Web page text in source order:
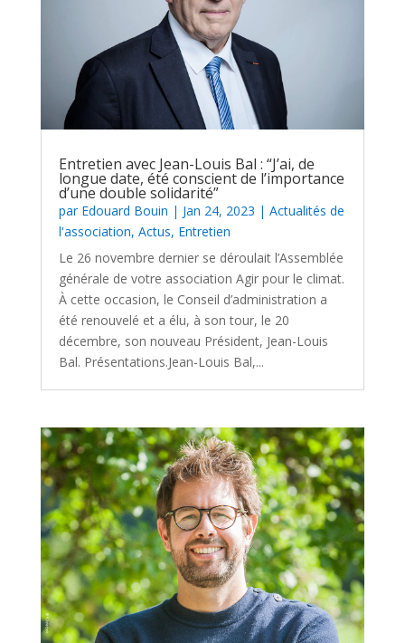
Entretien avec Jean-Louis Bal : “J’ai, de
longue date, été conscient de l’importance
d’une double solidarité”
par Edouard Bouin | Jan 24, 2023 | Actualités de
l'association, Actus, Entretien
Le 26 novembre dernier se déroulait l’Assemblée
générale de votre association Agir pour le climat.
À cette occasion, le Conseil d’administration a
été renouvelé et a élu, à son tour, le 20
décembre, son nouveau Président, Jean-Louis
Bal. Présentations.Jean-Louis Bal,...